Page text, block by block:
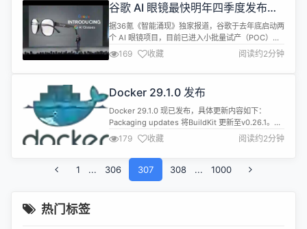
尚未完全兼容 C++20，但...
谷歌 AI 眼镜最快明年四季度发布：
富士康代工、三星设计
据36氪《智能涌现》独家报道，谷歌于去年底启动两
个 AI 眼镜项目，目前已进入小批量试产（POC）阶
段，正密集推进工业设计与元器件选型，预计最早将
于 2026 年第四季度发布。硬件由富士康代工，三星
提供参考设计，高通供应芯片，歌尔股份等中国供应
方案，由 Google Labs 平台工程负责人 Michael
K...
169 收藏 阅读约2分钟
Docker 29.1.0 发布
Docker 29.1.0 现已发布，具体更新内容如下：
Packaging updates 将BuildKit 更新至v0.26.1。
moby/moby#51551 将 containerd 二进制文件更新
至 v2.2.0（静态二进制文件）。
moby/moby#51271 Networking 不要在容器重启后
覆盖用户修改的/etc/resolv.conf...
179 收藏 阅读约2分钟
1 ... 306 307 308 ... 1000
热门标签